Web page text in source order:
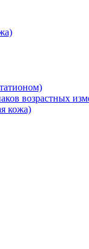
возрастных
кожа)